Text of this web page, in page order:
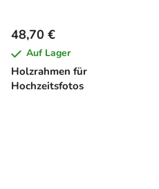
Holzrahmen für
Hochzeitsfotos
48,70 €
Auf Lager